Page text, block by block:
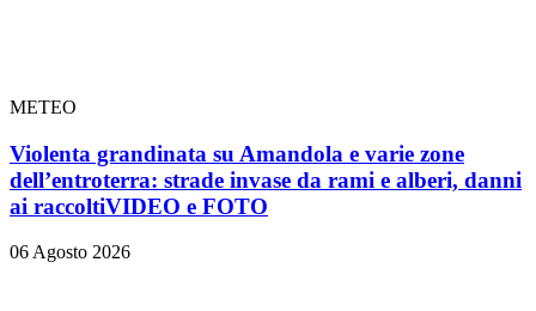
METEO
Violenta grandinata su Amandola e varie zone
dell’entroterra: strade invase da rami e alberi, danni
ai raccoltiVIDEO e FOTO
06 Agosto 2026